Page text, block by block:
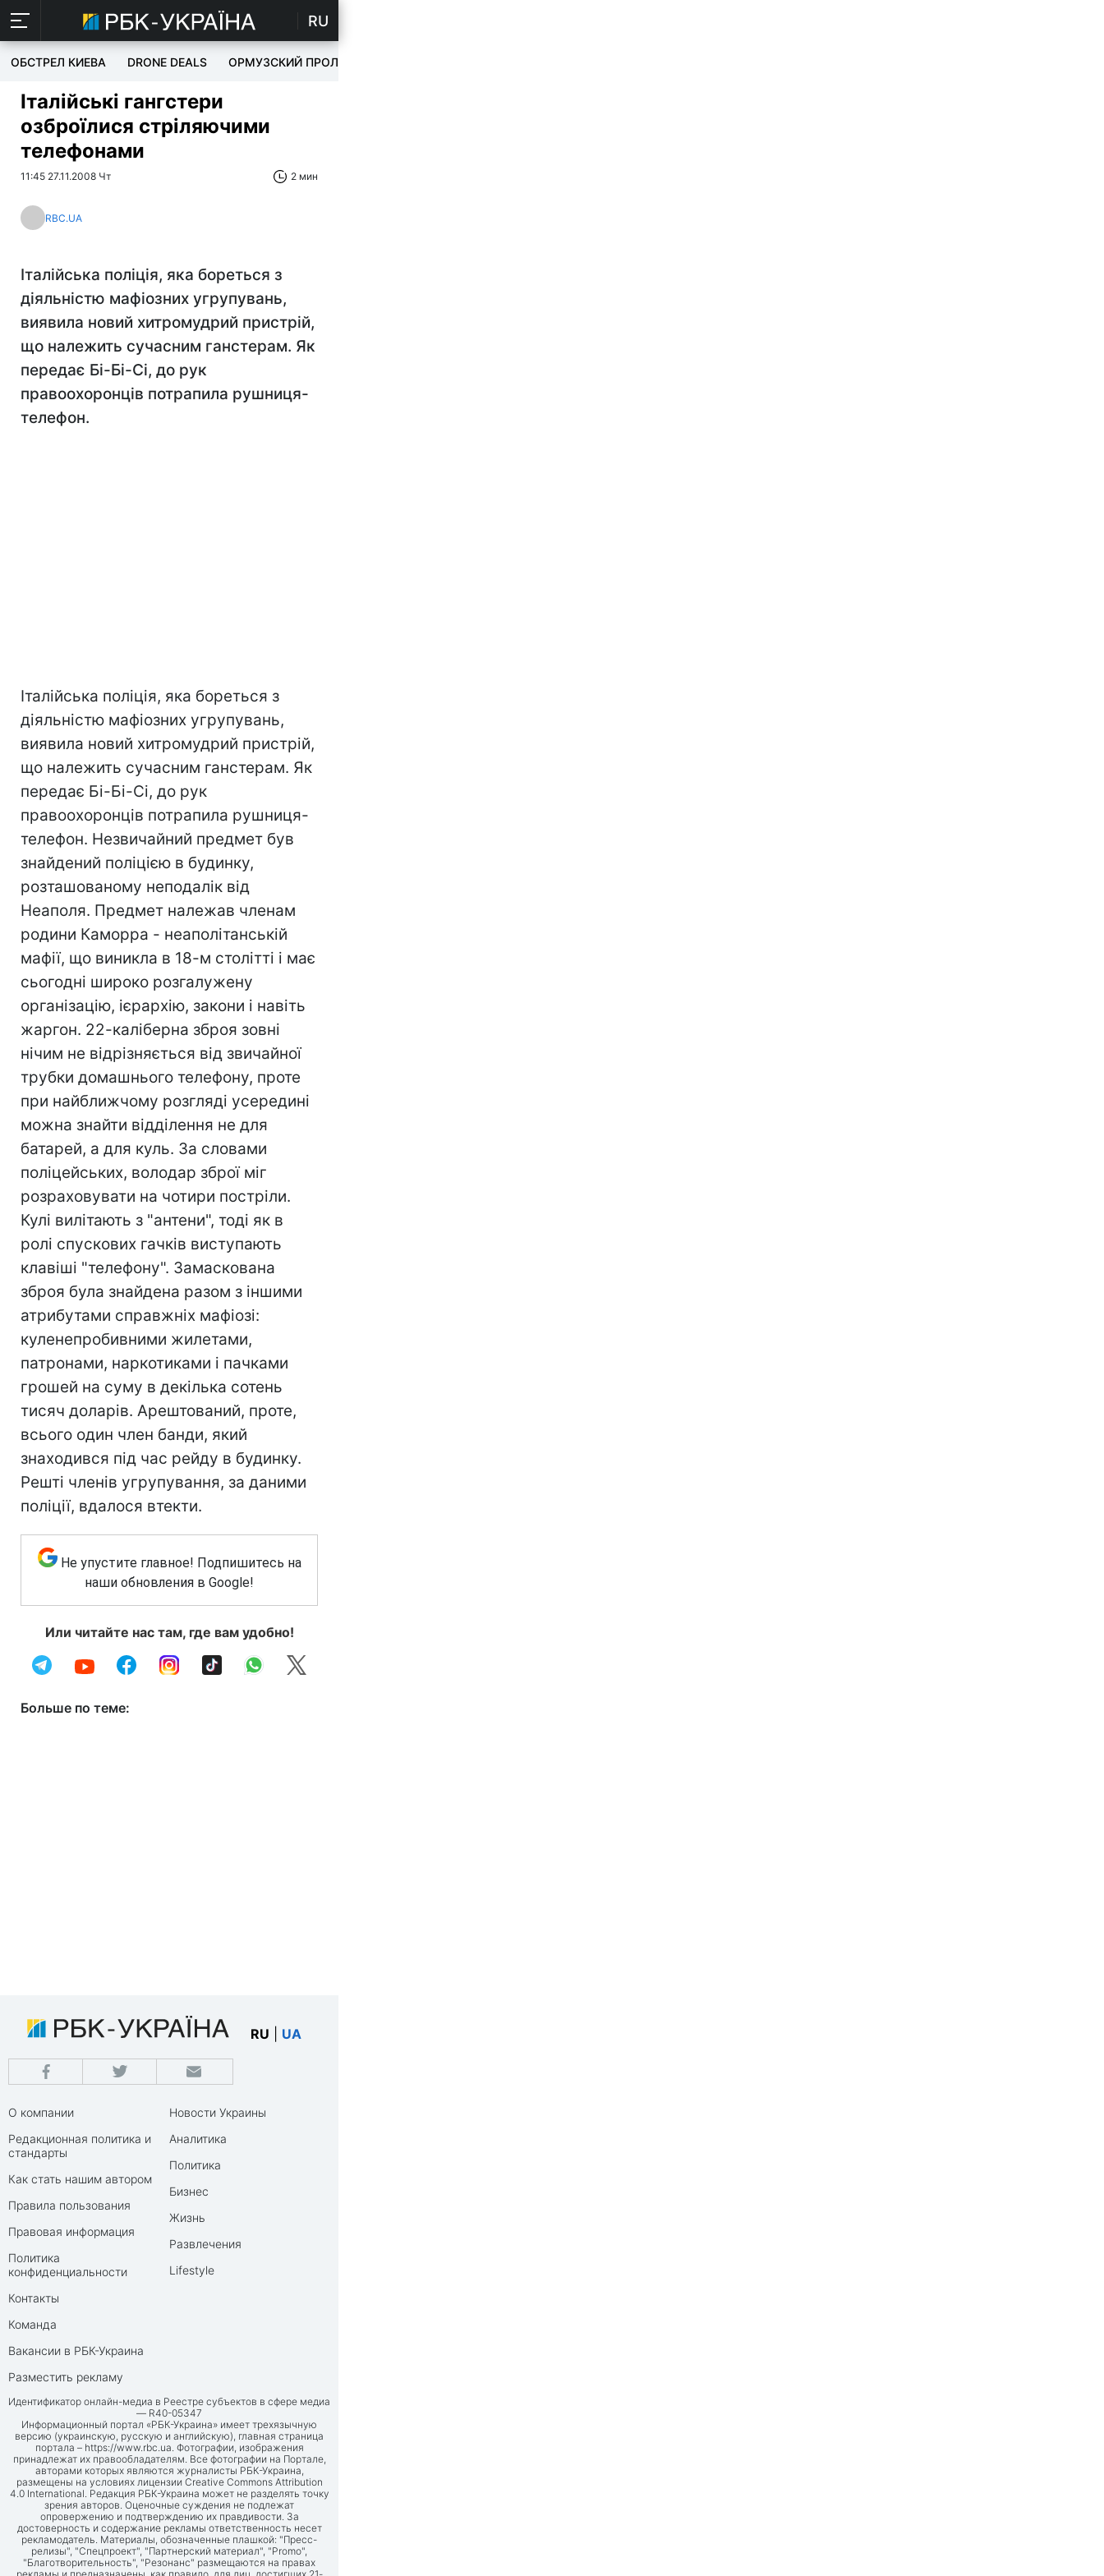
RU
ОБСТРЕЛ КИЕВА DRONE DEALS ОРМУЗСКИЙ ПРОЛИВ
Італійські гангстери
озброїлися стріляючими
телефонами
11:45 27.11.2008 Чт 2 мин
RBC.UA
Італійська поліція, яка бореться з
діяльністю мафіозних угрупувань,
виявила новий хитромудрий пристрій,
що належить сучасним ганстерам. Як
передає Бі-Бі-Сі, до рук
правоохоронців потрапила рушниця-
телефон.
Італійська поліція, яка бореться з
діяльністю мафіозних угрупувань,
виявила новий хитромудрий пристрій,
що належить сучасним ганстерам. Як
передає Бі-Бі-Сі, до рук
правоохоронців потрапила рушниця-
телефон. Незвичайний предмет був
знайдений поліцією в будинку,
розташованому неподалік від
Неаполя. Предмет належав членам
родини Каморра - неаполітанській
мафії, що виникла в 18-м столітті і має
сьогодні широко розгалужену
організацію, ієрархію, закони і навіть
жаргон. 22-каліберна зброя зовні
нічим не відрізняється від звичайної
трубки домашнього телефону, проте
при найближчому розгляді усередині
можна знайти відділення не для
батарей, а для куль. За словами
поліцейських, володар зброї міг
розраховувати на чотири постріли.
Кулі вилітають з "антени", тоді як в
ролі спускових гачків виступають
клавіші "телефону". Замаскована
зброя була знайдена разом з іншими
атрибутами справжніх мафіозі:
куленепробивними жилетами,
патронами, наркотиками і пачками
грошей на суму в декілька сотень
тисяч доларів. Арештований, проте,
всього один член банди, який
знаходився під час рейду в будинку.
Решті членів угрупування, за даними
поліції, вдалося втекти.
Не упустите главное! Подпишитесь на
наши обновления в Google!
Или читайте нас там, где вам удобно!
Больше по теме:
RU UA
О компании
Редакционная политика и
стандарты
Как стать нашим автором
Правила пользования
Правовая информация
Политика
конфиденциальности
Контакты
Команда
Вакансии в РБК-Украина
Разместить рекламу
Новости Украины
Аналитика
Политика
Бизнес
Жизнь
Развлечения
Lifestyle
Идентификатор онлайн-медиа в Реестре субъектов в сфере медиа
— R40-05347
Информационный портал «РБК-Украина» имеет трехязычную
версию (украинскую, русскую и английскую), главная страница
портала – https://www.rbc.ua. Фотографии, изображения
принадлежат их правообладателям. Все фотографии на Портале,
авторами которых являются журналисты РБК-Украина,
размещены на условиях лицензии Creative Commons Attribution
4.0 International. Редакция РБК-Украина может не разделять точку
зрения авторов. Оценочные суждения не подлежат
опровержению и подтверждению их правдивости. За
достоверность и содержание рекламы ответственность несет
рекламодатель. Материалы, обозначенные плашкой: "Пресс-
релизы", "Спецпроект", "Партнерский материал", "Promo",
"Благотворительность", "Резонанс" размещаются на правах